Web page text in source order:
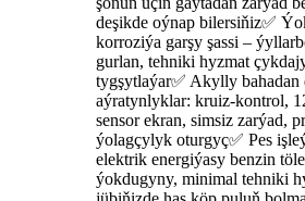
deşikde oýnap bilersiňiz✅
korroziýa garşy şassi –
gurlan, tehniki hyzmat
tygşytlaýar✅ Akylly
aýratynlyklar: kruiz-kontrol,
sensor ekran, simsiz zarýad,
ýolagçylyk oturgyç✅ Pes
elektrik energiýasy benzin
ýokdugyny, minimal tehniki